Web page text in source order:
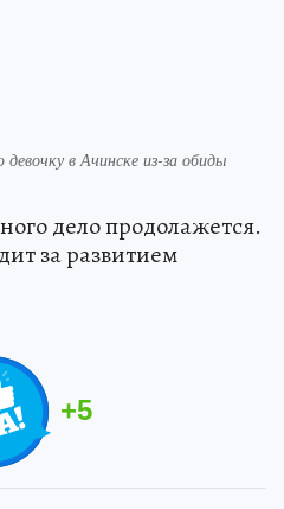
в Ачинске из-за обиды
дело продолажется.
за развитием
+5